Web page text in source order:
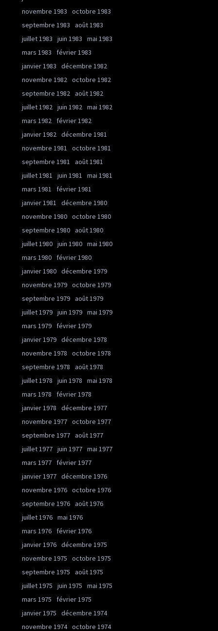
novembre 1983
octobre 1983
septembre 1983
août 1983
juillet 1983
juin 1983
mai 1983
mars 1983
février 1983
janvier 1983
décembre 1982
novembre 1982 octobre 1982
septembre 1982 août 1982
juillet 1982 juin 1982 mai 1982
mars 1982
février 1982
janvier 1982 décembre 1981
novembre 1981
octobre 1981
septembre 1981
août 1981
juillet 1981
juin 1981
mai 1981
mars 1981
février 1981
janvier 1981
décembre 1980
novembre 1980 octobre 1980
septembre 1980 août 1980
juillet 1980 juin 1980 mai 1980
mars 1980
février 1980
janvier 1980 décembre 1979
novembre 1979 octobre 1979
septembre 1979 août 1979
juillet 1979 juin 1979 mai 1979
mars 1979
février 1979
janvier 1979 décembre 1978
novembre 1978
octobre 1978
septembre 1978
août 1978
juillet 1978
juin 1978
mai 1978
mars 1978
février 1978
janvier 1978
décembre 1977
novembre 1977 octobre 1977
septembre 1977 août 1977
juillet 1977 juin 1977 mai 1977
mars 1977
février 1977
janvier 1977 décembre 1976
novembre 1976 octobre 1976
septembre 1976 août 1976
juillet 1976 mai 1976
mars 1976
février 1976
janvier 1976 décembre 1975
novembre 1975
octobre 1975
septembre 1975
août 1975
juillet 1975
juin 1975
mai 1975
mars 1975
février 1975
janvier 1975
décembre 1974
novembre 1974 octobre 1974